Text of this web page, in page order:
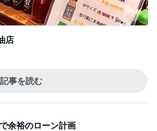
店
記事を読む
余裕のローン計画